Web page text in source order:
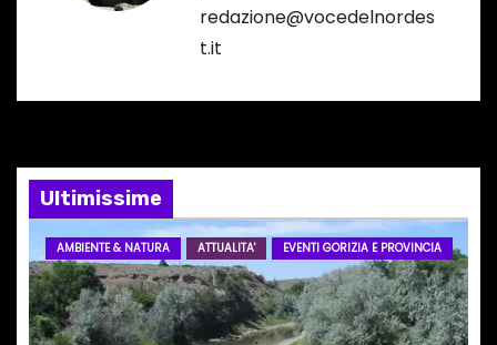
e
a
r
t
redazione@vocedelnordes
t.it
Ultimissime
AMBIENTE & NATURA ATTUALITA' EVENTI GORIZIA E PROVINCIA